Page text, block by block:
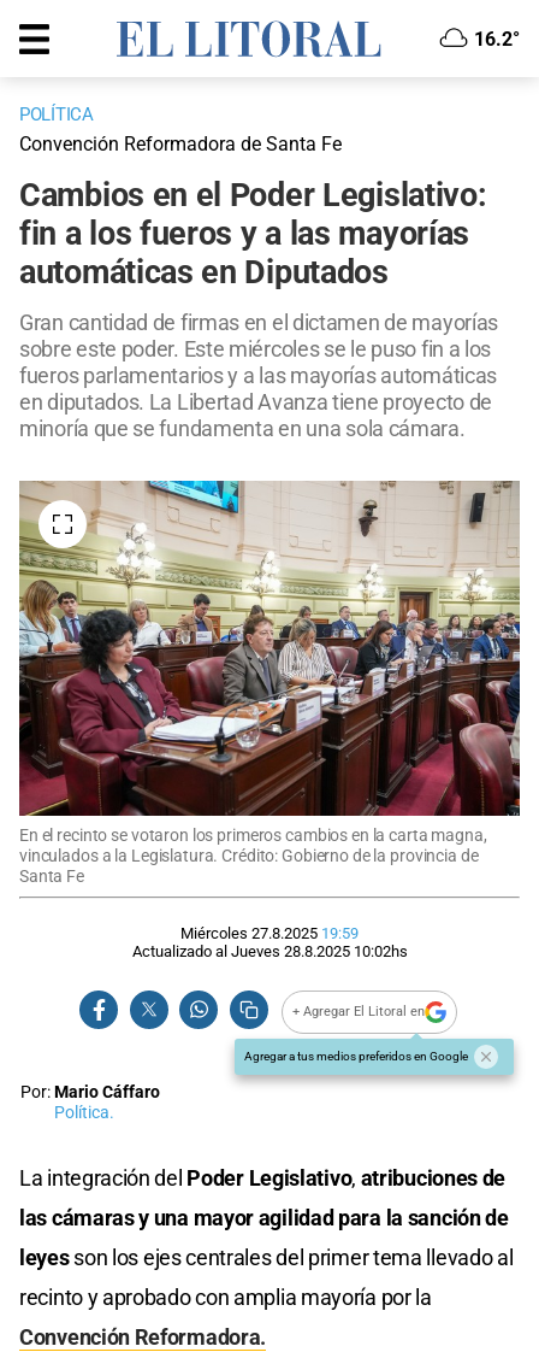
16.2°
POLÍTICA
Convención Reformadora de Santa Fe
Cambios en el Poder Legislativo:
fin a los fueros y a las mayorías
automáticas en Diputados
Gran cantidad de firmas en el dictamen de mayorías
sobre este poder. Este miércoles se le puso fin a los
fueros parlamentarios y a las mayorías automáticas
en diputados. La Libertad Avanza tiene proyecto de
minoría que se fundamenta en una sola cámara.
En el recinto se votaron los primeros cambios en la carta magna,
vinculados a la Legislatura. Crédito: Gobierno de la provincia de
Santa Fe
Miércoles 27.8.2025 19:59
Actualizado al Jueves 28.8.2025 10:02hs
+ Agregar El Litoral en
Agregar a tus medios preferidos en Google
Por:Mario Cáffaro
Política.
La integración del Poder Legislativo, atribuciones de
las cámaras y una mayor agilidad para la sanción de
leyesson los ejes centrales del primer tema llevado al
recinto y aprobado con amplia mayoría por la
Convención Reformadora.